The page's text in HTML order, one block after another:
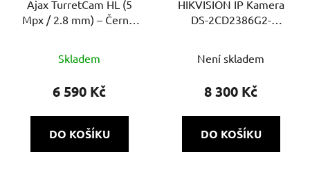
Ajax TurretCam HL (5
Mpx / 2.8 mm) – Černá:
hybridním přísvitem a
JetSparrow
Skladem
6 590 Kč
DO KOŠÍKU
HIKVISION IP Kamera
DS-2CD2386G2-
Není skladem
8 300 Kč
DO KOŠÍKU